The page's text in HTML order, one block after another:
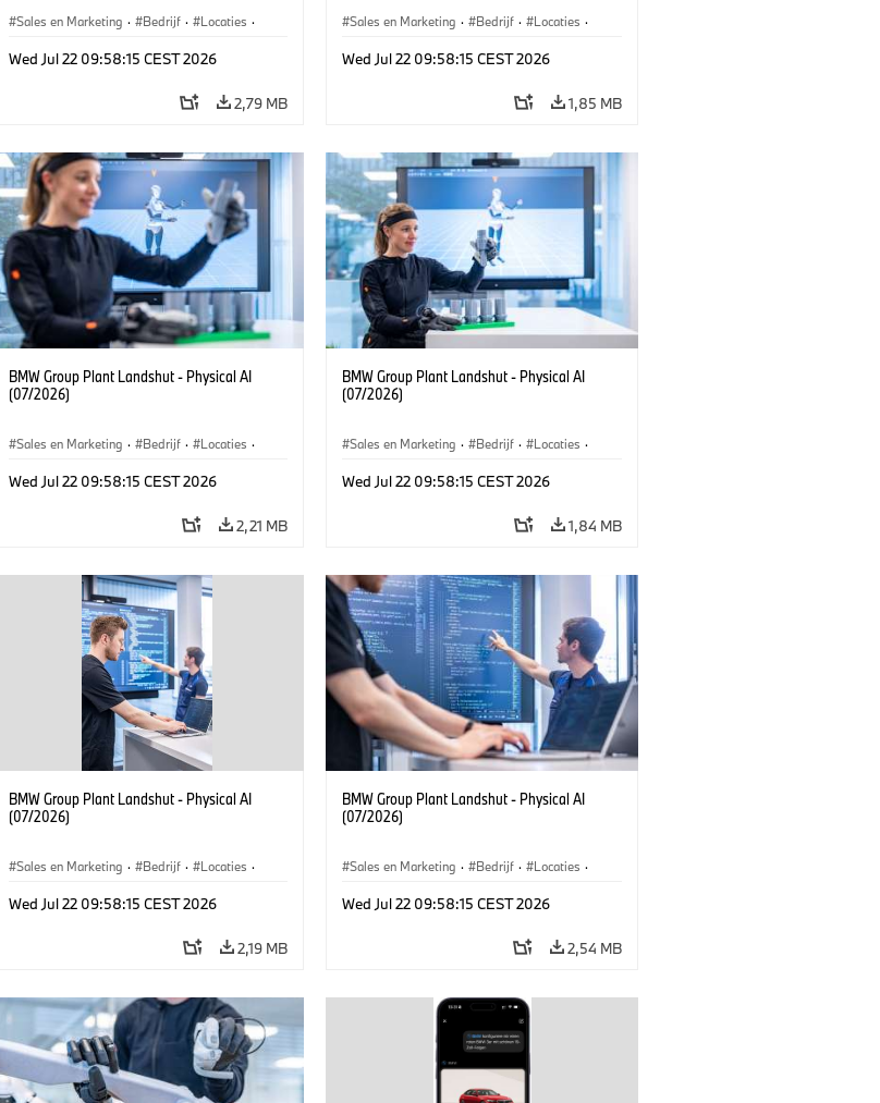
Sales en Marketing · Bedrijf · Locaties ·
Wed Jul 22 09:58:15 CEST 2026
2,79 MB
Sales en Marketing · Bedrijf · Locaties ·
Wed Jul 22 09:58:15 CEST 2026
1,85 MB
BMW Group Plant Landshut - Physical AI
(07/2026)
Sales en Marketing · Bedrijf · Locaties ·
Wed Jul 22 09:58:15 CEST 2026
2,21 MB
BMW Group Plant Landshut - Physical AI
(07/2026)
Sales en Marketing · Bedrijf · Locaties ·
Wed Jul 22 09:58:15 CEST 2026
1,84 MB
BMW Group Plant Landshut - Physical AI
(07/2026)
Sales en Marketing · Bedrijf · Locaties ·
Wed Jul 22 09:58:15 CEST 2026
2,19 MB
BMW Group Plant Landshut - Physical AI
(07/2026)
Sales en Marketing · Bedrijf · Locaties ·
Wed Jul 22 09:58:15 CEST 2026
2,54 MB